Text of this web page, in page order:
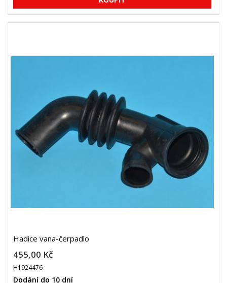
Hadice vana-čerpadlo
455,00 Kč
H1924476
Dodání do 10 dní